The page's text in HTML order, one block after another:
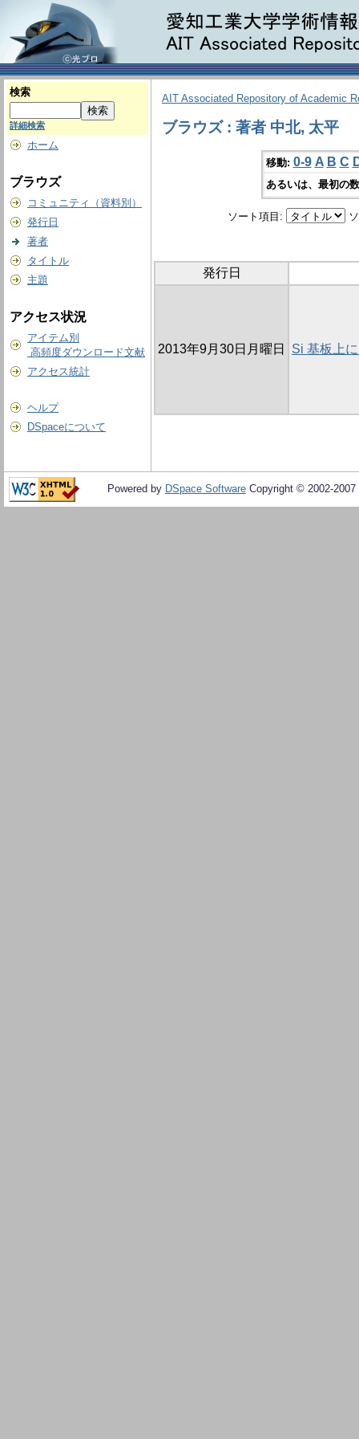
検索
詳細検索
ホーム
ブラウズ
コミュニティ（資料別）
発行日
著者
タイトル
主題
アクセス状況
アイテム別
高頻度ダウンロード文献
アクセス統計
ヘルプ
DSpaceについて
AIT Associated Repository of Academic
ブラウズ : 著者 中北, 太平
移動: 0-9 A B C
あるいは、最初の
ソート項目:
発行日
2013年9月30日月曜日 Si 基板上
Powered by DSpace Software Copyright © 2002-2007